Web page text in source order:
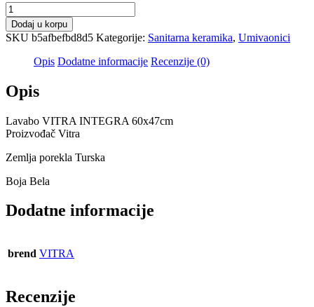
Lavabo
VITRA
INTEGRA
60x47cm
količina
Dodaj u korpu
SKU b5afbefbd8d5 Kategorije: Sanitarna keramika, Umivaonici
Opis Dodatne informacije Recenzije (0)
Opis
Lavabo VITRA INTEGRA 60x47cm
Proizvođač Vitra
Zemlja porekla Turska
Boja Bela
Dodatne informacije
brend VITRA
Recenzije